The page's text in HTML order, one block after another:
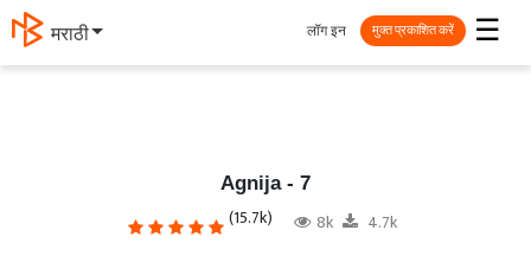
मराठी ☰
लॉग इन मुक्त प्रकाशित करें
Agnija - 7
(15.7k) 8k 4.7k